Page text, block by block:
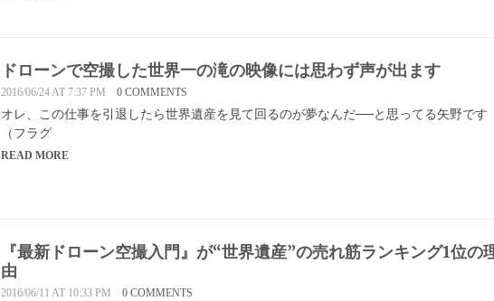
ドローンで空撮した世界一の滝の映像には思わず声が出ます
2016/06/24 AT 7:37 PM 0 COMMENTS
オレ、この仕事を引退したら世界遺産を見て回るのが夢なんだ──と思ってる矢野です
（フラグ
READ MORE
『最新ドローン空撮入門』が“世界遺産”の売れ筋ランキング1位の
由
2016/06/11 AT 10:33 PM 0 COMMENTS